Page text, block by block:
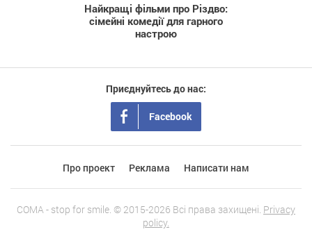
Найкращі фільми про Різдво:
сімейні комедії для гарного
настрою
Приєднуйтесь до нас:
Facebook
Про проект Реклама Написати нам
COMA - stop for smile. © 2015-2026 Всі права захищені. Privacy
policy.